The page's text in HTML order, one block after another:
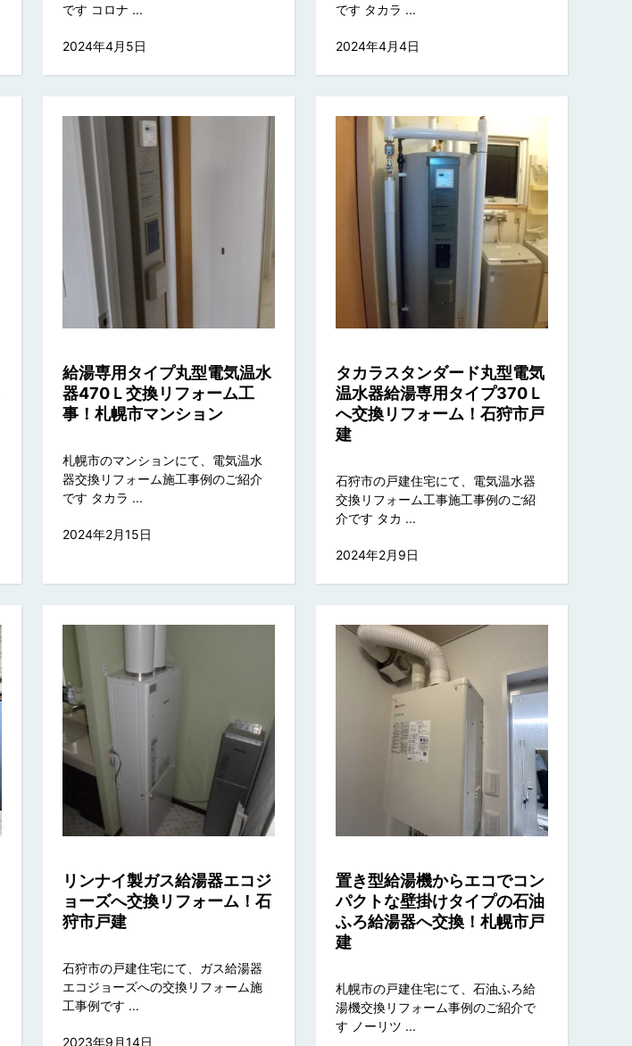
です コロナ ...
2024年4月5日
です タカラ ...
2024年4月4日
給湯専用タイプ丸型電気温水
器470Ｌ交換リフォーム工
事！札幌市マンション
札幌市のマンションにて、電気温水
器交換リフォーム施工事例のご紹介
です タカラ ...
2024年2月15日
タカラスタンダード丸型電気
温水器給湯専用タイプ370Ｌ
へ交換リフォーム！石狩市戸
建
石狩市の戸建住宅にて、電気温水器
交換リフォーム工事施工事例のご紹
介です タカ ...
2024年2月9日
リンナイ製ガス給湯器エコジ
ョーズへ交換リフォーム！石
狩市戸建
石狩市の戸建住宅にて、ガス給湯器
エコジョーズへの交換リフォーム施
工事例です ...
2023年9月14日
置き型給湯機からエコでコン
パクトな壁掛けタイプの石油
ふろ給湯器へ交換！札幌市戸
建
札幌市の戸建住宅にて、石油ふろ給
湯機交換リフォーム事例のご紹介で
す ノーリツ ...